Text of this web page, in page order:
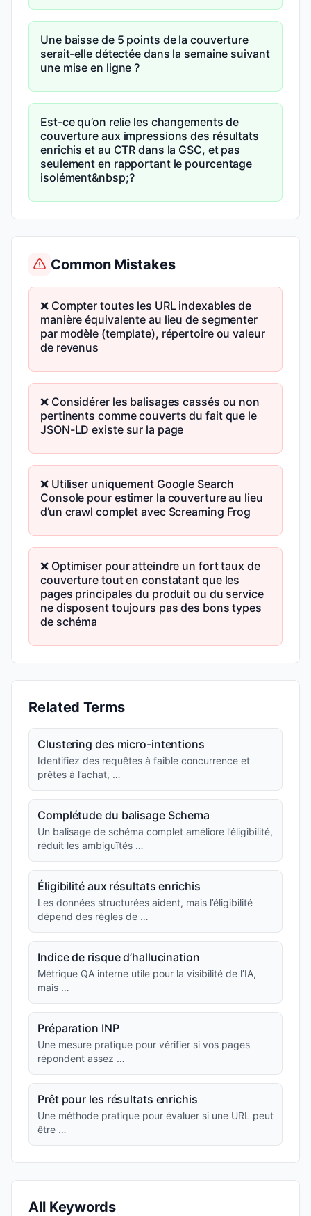
Une baisse de 5 points de la couverture
serait-elle détectée dans la semaine suivant
une mise en ligne ?
Est-ce qu’on relie les changements de
couverture aux impressions des résultats
enrichis et au CTR dans la GSC, et pas
seulement en rapportant le pourcentage
isolément&nbsp;?
Common Mistakes
❌ Compter toutes les URL indexables de
manière équivalente au lieu de segmenter
par modèle (template), répertoire ou valeur
de revenus
❌ Considérer les balisages cassés ou non
pertinents comme couverts du fait que le
JSON-LD existe sur la page
❌ Utiliser uniquement Google Search
Console pour estimer la couverture au lieu
d’un crawl complet avec Screaming Frog
❌ Optimiser pour atteindre un fort taux de
couverture tout en constatant que les
pages principales du produit ou du service
ne disposent toujours pas des bons types
de schéma
Related Terms
Clustering des micro-intentions
Identifiez des requêtes à faible concurrence et
prêtes à l’achat, …
Complétude du balisage Schema
Un balisage de schéma complet améliore l’éligibilité,
réduit les ambiguïtés …
Éligibilité aux résultats enrichis
Les données structurées aident, mais l’éligibilité
dépend des règles de …
Indice de risque d’hallucination
Métrique QA interne utile pour la visibilité de l’IA,
mais …
Préparation INP
Une mesure pratique pour vérifier si vos pages
répondent assez …
Prêt pour les résultats enrichis
Une méthode pratique pour évaluer si une URL peut
être …
All Keywords